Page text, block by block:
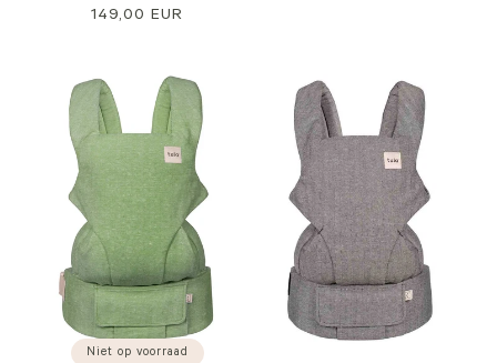
149,00 EUR
Niet op voorraad